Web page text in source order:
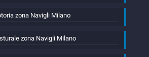
zona Navigli Milano
zona Navigli Milano